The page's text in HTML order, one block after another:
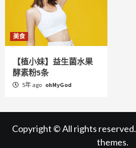
美食
【植小妹】益生菌水果
酵素粉5条
5年 ago ohMyGod
Copyright © All rights reserved.
themes.